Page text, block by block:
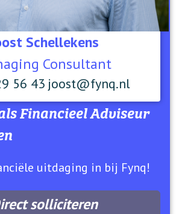
Schellekens
Consultant
56 43 joost@fynq.nl
Financieel Adviseur
uitdaging in bij Fynq!
solliciteren